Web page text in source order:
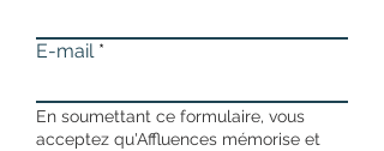
E-mail
En soumettant ce formulaire, vous
acceptez qu'Affluences mémorise et